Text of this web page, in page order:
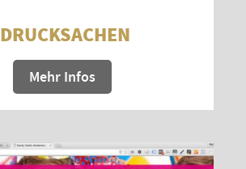
DRUCKSACHEN
Mehr Infos